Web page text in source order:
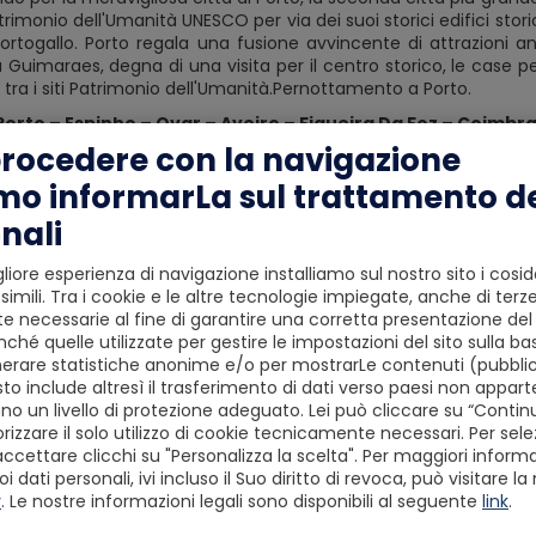
dell'Umanità UNESCO per via dei suoi storici edifici
Porto regala una fusione avvincente di attrazioni
degna di una visita per il centro storico, le case
tra i siti Patrimonio dell'Umanità.Pernottamento a Porto.
– Espinho – Ovar – Aveiro – Figueira Da Foz –
prima colazione in hotel prima di costeggiare il litorale per
perdete l'occasione di visitare altre bellissime località. Vi
piccola industria conserviera. Oggi, il litorale di questa
giacono sulla sabbia. Un altro luogo interessante è
Questa forma d'arte di origine araba risale alla
specialità gastronomiche: il pan di spagna Pão de Ló, una
vi consigliamo di visitare Aveiro, conosciuta anche
bellissime facciate in stile Art Déco e i famosi canali. Potete
in al vostro hotel a Coimbra.Pernottamento a Coimbra
– Sintra – Lisbon (250 Km 2 Ore E Mezza)
prima colazione in hotel prima di iniziare il vostro viaggio di
bellissimi paesaggi portoghesi, facendo sosta dove
con un centro storico mozzafiato e un imponente
resto della giornata a vostro piacimento, passeggiando per
di paradiso, curiosate tra i suoi negozietti e
San Jorge, immergetevi nella storia locale e gustate un
con la navigazione
informarLa sul trattamento
esperienza di navigazione installiamo sul nostro sito i
Tra i cookie e le altre tecnologie impiegate, anche di
necessarie al fine di garantire una corretta presentazione del
quelle utilizzate per gestire le impostazioni del sito sulla
statistiche anonime e/o per mostrarLe contenuti
include altresì il trasferimento di dati verso paesi non
un livello di protezione adeguato. Lei può cliccare su
il solo utilizzo di cookie tecnicamente necessari. Per
clicchi su "Personalizza la scelta". Per maggiori
dati personali, ivi incluso il Suo diritto di revoca, può visitare la
. Le nostre informazioni legali sono disponibili al seguente link.